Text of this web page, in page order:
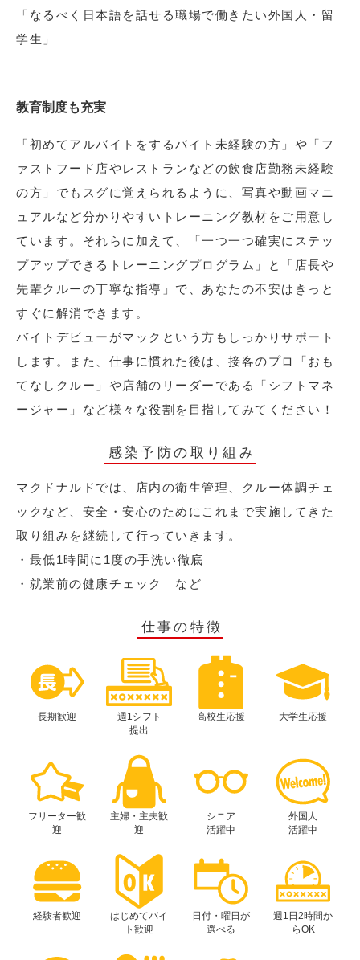
「なるべく日本語を話せる職場で働きたい外国人・留
学生」
教育制度も充実
「初めてアルバイトをするバイト未経験の方」や「フ
ァストフード店やレストランなどの飲食店勤務未経験
の方」でもスグに覚えられるように、写真や動画マニ
ュアルなど分かりやすいトレーニング教材をご用意し
ています。それらに加えて、「一つ一つ確実にステッ
プアップできるトレーニングプログラム」と「店長や
先輩クルーの丁寧な指導」で、あなたの不安はきっと
すぐに解消できます。
バイトデビューがマックという方もしっかりサポート
します。また、仕事に慣れた後は、接客のプロ「おも
てなしクルー」や店舗のリーダーである「シフトマネ
ージャー」など様々な役割を目指してみてください！
感染予防の取り組み
マクドナルドでは、店内の衛生管理、クルー体調チェ
ックなど、安全・安心のためにこれまで実施してきた
取り組みを継続して行っていきます。
・最低1時間に1度の手洗い徹底
・就業前の健康チェック など
仕事の特徴
長期歓迎
週1シフト
提出
高校生応援 大学生応援
フリーター歓
迎
主婦・主夫歓
迎
シニア
活躍中
外国人
活躍中
経験者歓迎
はじめてバイ
ト歓迎
日付・曜日が
選べる
週1日2時間か
らOK